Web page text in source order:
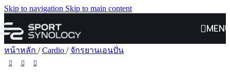
Skip to navigation Skip to main content
หน้าหลัก / Cardio / จักรยานเอนปั่น